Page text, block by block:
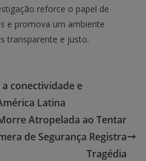
reforce o papel de
e promova um ambiente
transparente e justo.
conectividade e
Latina
Atropelada ao Tentar
de Segurança Registra
Tragédia